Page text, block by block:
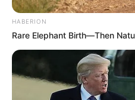
HABERION
Rare Elephant Birth—Then